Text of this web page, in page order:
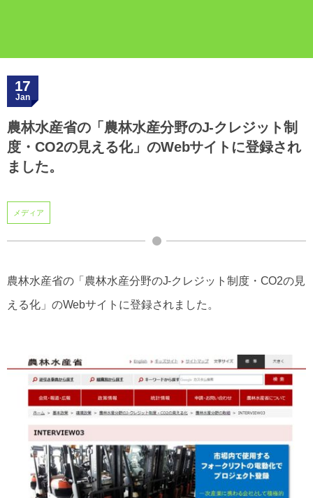
17
Jan
農林水産省の「農林水産分野のJ-クレジット制
度・CO2の見える化」のWebサイトに登録され
ました。
メディア
農林水産省の「農林水産分野のJ-クレジット制度・CO2の見
える化」のWebサイトに登録されました。